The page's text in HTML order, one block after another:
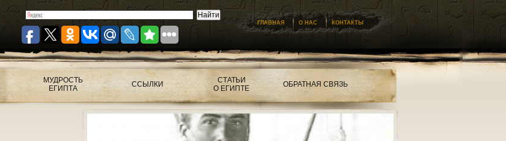
ГЛАВНАЯ О НАС КОНТАКТЫ
МУДРОСТЬ
ЕГИПТА
ССЫЛКИ
СТАТЬИ
О ЕГИПТЕ
ОБРАТНАЯ СВЯЗЬ